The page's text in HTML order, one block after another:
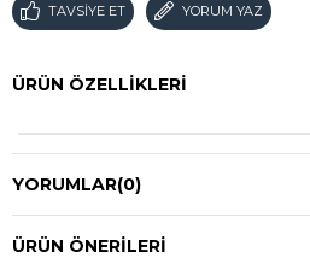
TAVSIYE ET YORUM YAZ
ÜRÜN ÖZELLIKLERI
YORUMLAR(0)
ÜRÜN ÖNERILERI